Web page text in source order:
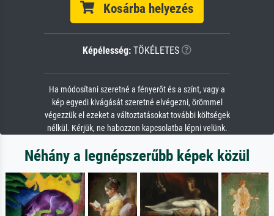
Kosárba helyezés
Képélesség: TÖKÉLETES
Ha módosítani szeretné a fényerőt és a színt, vagy a
kép egyedi kivágását szeretné elvégezni, örömmel
végezzük el ezeket a változtatásokat további költségek
nélkül. Kérjük, ne habozzon kapcsolatba lépni velünk.
Néhány a legnépszerűbb képek közül